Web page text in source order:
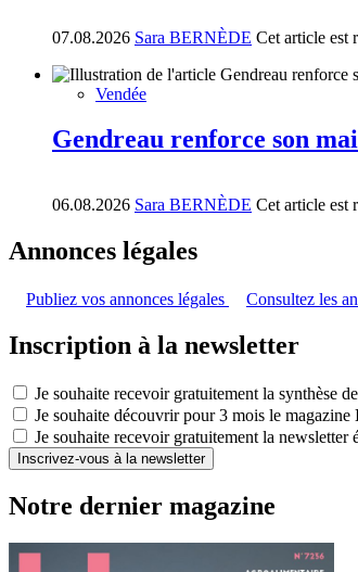
07.08.2026 Sara BERNÈDE Cet article est
Vendée
Gendreau renforce son
06.08.2026 Sara BERNÈDE Cet article est
Annonces légales
Publiez vos annonces légales Consultez les
Inscription à la newsletter
Je souhaite recevoir gratuitement la synthèse
Je souhaite découvrir pour 3 mois le magazine
Je souhaite recevoir gratuitement la newsletter
Inscrivez-vous à la newsletter
Notre dernier magazine